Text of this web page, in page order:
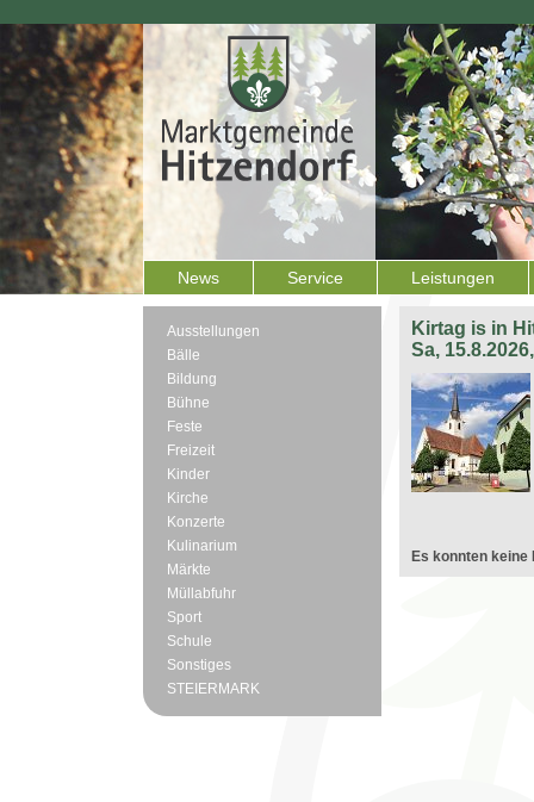
News Service Leistungen
Ausstellungen
Bälle
Bildung
Bühne
Feste
Freizeit
Kinder
Kirche
Konzerte
Kulinarium
Märkte
Müllabfuhr
Sport
Schule
Sonstiges
STEIERMARK
Kirtag is in
Sa,
Es konnten keine